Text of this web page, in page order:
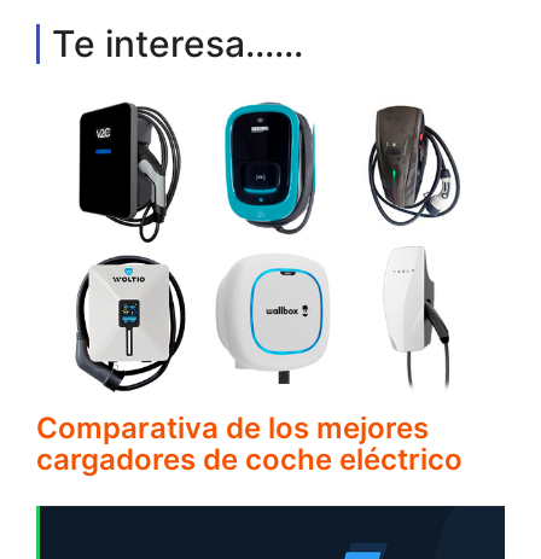
Te interesa......
Comparativa de los mejores
cargadores de coche eléctrico